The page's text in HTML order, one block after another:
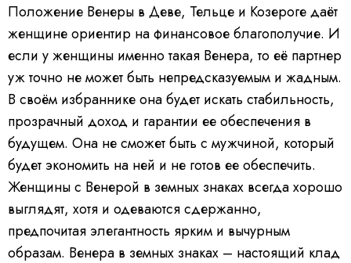
Положение Венеры в Деве, Тельце и Козероге даёт
женщине ориентир на финансовое благополучие. И
если у женщины именно такая Венера, то её партнер
уж точно не может быть непредсказуемым и жадным.
В своём избраннике она будет искать стабильность,
прозрачный доход и гарантии ее обеспечения в
будущем. Она не сможет быть с мужчиной, который
будет экономить на ней и не готов ее обеспечить.
Женщины с Венерой в земных знаках всегда хорошо
выглядят, хотя и одеваются сдержанно,
предпочитая элегантность ярким и вычурным
образам. Венера в земных знаках – настоящий клад